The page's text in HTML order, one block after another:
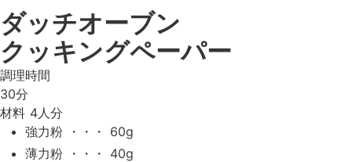
ダッチオーブン
クッキングペーパー
調理時間
30分
材料 4人分
強力粉 ・・・ 60g
薄力粉 ・・・ 40g